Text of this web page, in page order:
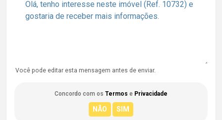
Você pode editar esta mensagem antes de enviar.
Concordo com os Termos e Privacidade